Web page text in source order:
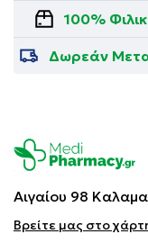
100%
Δωρεάν
Αιγαίου 98
Βρείτε μας στο